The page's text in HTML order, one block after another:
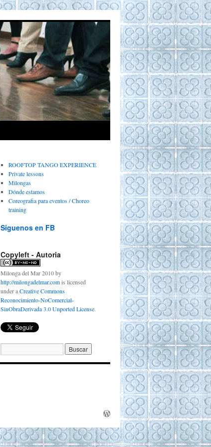
ROOFTOP TANGO EXPERIENCE
Private lessons
Milongas
Dónde estamos
Coreografia para eventos / Choreo
training
Siguenos en FB
Copyleft - Autoria
Milonga del Mar 2010by
http://milongadelmar.comis licensed
under aCreative Commons
Reconocimiento-NoComercial-
SinObraDerivada 3.0 Unported License.